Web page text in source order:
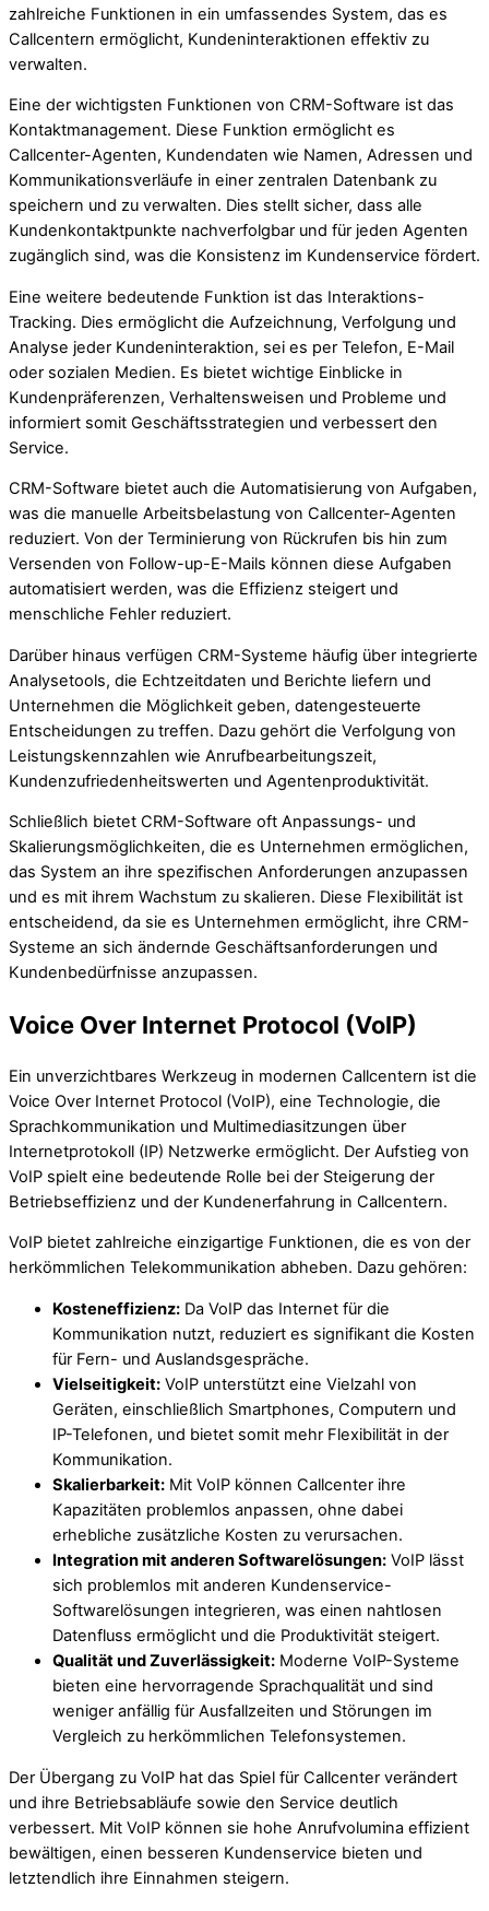
zahlreiche Funktionen in ein umfassendes System, das es
Callcentern ermöglicht, Kundeninteraktionen effektiv zu
verwalten.
Eine der wichtigsten Funktionen von CRM-Software ist das
Kontaktmanagement. Diese Funktion ermöglicht es
Callcenter-Agenten, Kundendaten wie Namen, Adressen und
Kommunikationsverläufe in einer zentralen Datenbank zu
speichern und zu verwalten. Dies stellt sicher, dass alle
Kundenkontaktpunkte nachverfolgbar und für jeden Agenten
zugänglich sind, was die Konsistenz im Kundenservice fördert.
Eine weitere bedeutende Funktion ist das Interaktions-
Tracking. Dies ermöglicht die Aufzeichnung, Verfolgung und
Analyse jeder Kundeninteraktion, sei es per Telefon, E-Mail
oder sozialen Medien. Es bietet wichtige Einblicke in
Kundenpräferenzen, Verhaltensweisen und Probleme und
informiert somit Geschäftsstrategien und verbessert den
Service.
CRM-Software bietet auch die Automatisierung von Aufgaben,
was die manuelle Arbeitsbelastung von Callcenter-Agenten
reduziert. Von der Terminierung von Rückrufen bis hin zum
Versenden von Follow-up-E-Mails können diese Aufgaben
automatisiert werden, was die Effizienz steigert und
menschliche Fehler reduziert.
Darüber hinaus verfügen CRM-Systeme häufig über integrierte
Analysetools, die Echtzeitdaten und Berichte liefern und
Unternehmen die Möglichkeit geben, datengesteuerte
Entscheidungen zu treffen. Dazu gehört die Verfolgung von
Leistungskennzahlen wie Anrufbearbeitungszeit,
Kundenzufriedenheitswerten und Agentenproduktivität.
Schließlich bietet CRM-Software oft Anpassungs- und
Skalierungsmöglichkeiten, die es Unternehmen ermöglichen,
das System an ihre spezifischen Anforderungen anzupassen
und es mit ihrem Wachstum zu skalieren. Diese Flexibilität ist
entscheidend, da sie es Unternehmen ermöglicht, ihre CRM-
Systeme an sich ändernde Geschäftsanforderungen und
Kundenbedürfnisse anzupassen.
Voice Over Internet Protocol (VoIP)
Ein unverzichtbares Werkzeug in modernen Callcentern ist die
Voice Over Internet Protocol (VoIP), eine Technologie, die
Sprachkommunikation und Multimediasitzungen über
Internetprotokoll (IP) Netzwerke ermöglicht. Der Aufstieg von
VoIP spielt eine bedeutende Rolle bei der Steigerung der
Betriebseffizienz und der Kundenerfahrung in Callcentern.
VoIP bietet zahlreiche einzigartige Funktionen, die es von der
herkömmlichen Telekommunikation abheben. Dazu gehören:
Kosteneffizienz: Da VoIP das Internet für die
Kommunikation nutzt, reduziert es signifikant die Kosten
für Fern- und Auslandsgespräche.
Vielseitigkeit: VoIP unterstützt eine Vielzahl von
Geräten, einschließlich Smartphones, Computern und
IP-Telefonen, und bietet somit mehr Flexibilität in der
Kommunikation.
Skalierbarkeit: Mit VoIP können Callcenter ihre
Kapazitäten problemlos anpassen, ohne dabei
erhebliche zusätzliche Kosten zu verursachen.
Integration mit anderen Softwarelösungen: VoIP lässt
sich problemlos mit anderen Kundenservice-
Softwarelösungen integrieren, was einen nahtlosen
Datenfluss ermöglicht und die Produktivität steigert.
Qualität und Zuverlässigkeit: Moderne VoIP-Systeme
bieten eine hervorragende Sprachqualität und sind
weniger anfällig für Ausfallzeiten und Störungen im
Vergleich zu herkömmlichen Telefonsystemen.
Der Übergang zu VoIP hat das Spiel für Callcenter verändert
und ihre Betriebsabläufe sowie den Service deutlich
verbessert. Mit VoIP können sie hohe Anrufvolumina effizient
bewältigen, einen besseren Kundenservice bieten und
letztendlich ihre Einnahmen steigern.